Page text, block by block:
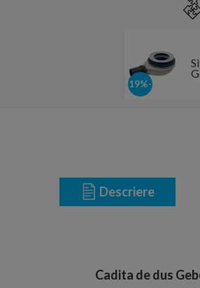
-19%
Descriere
Cadita de dus